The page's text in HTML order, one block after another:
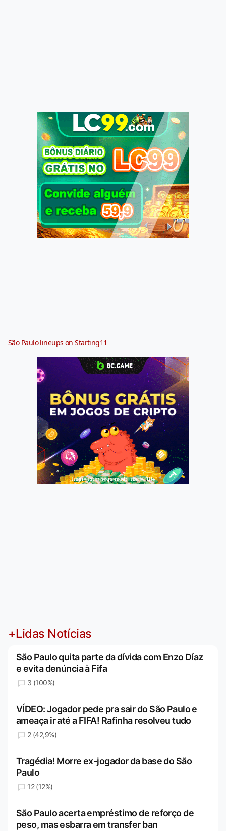
São Paulo lineups on Starting11
Jogue com responsabilidade. 18+
+Lidas Notícias
São Paulo quita parte da dívida com Enzo Díaz
e evita denúncia à Fifa
3 (100%)
VÍDEO: Jogador pede pra sair do São Paulo e
ameaça ir até a FIFA! Rafinha resolveu tudo
2 (42,9%)
Tragédia! Morre ex-jogador da base do São
Paulo
12 (12%)
São Paulo acerta empréstimo de reforço de
peso, mas esbarra em transfer ban